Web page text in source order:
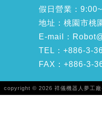
假日營業：
地址：桃園市桃
E-mail：
TEL：+886-3-
FAX：+886-3-
copyright © 2026 祥儀機器人夢工廠